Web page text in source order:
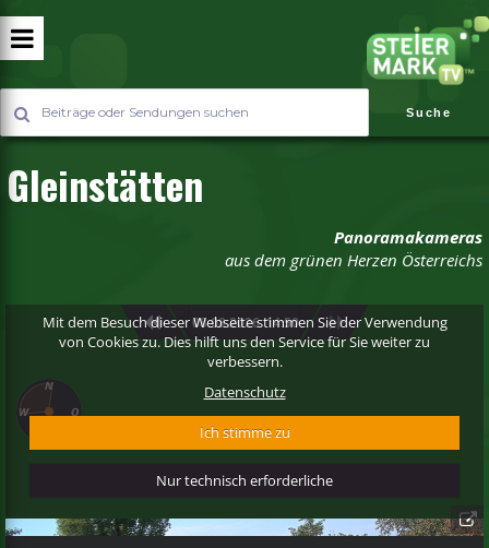
Suche
Gleinstätten
Panoramakameras
aus dem grünen Herzen Österreichs